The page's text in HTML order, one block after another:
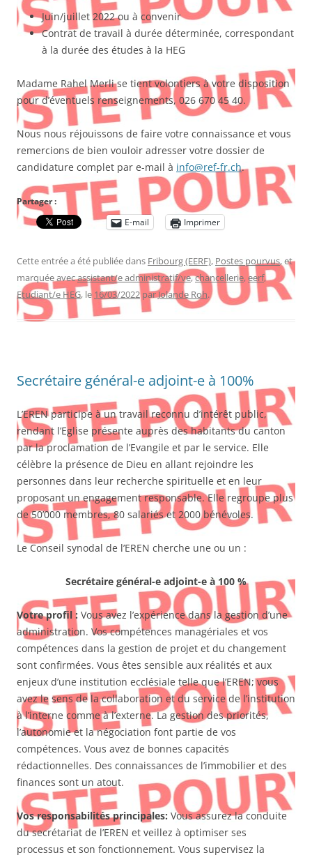
Juin/juillet 2022 ou à convenir
Contrat de travail à durée déterminée, correspondant
à la durée des études à la HEG
Madame Rahel Merli se tient volontiers à votre disposition
pour d’éventuels renseignements, 026 670 45 40.
Nous nous réjouissons de faire votre connaissance et vous
remercions de bien vouloir adresser votre dossier de
candidature complet par e-mail à info@ref-fr.ch.
Partager :
E-mail
Imprimer
Cette entrée a été publiée dans Fribourg (EERF), Postes pourvus, et
marquée avecassistant/e administratif/ve,chancellerie,eerf,
Etudiant/e HEG, le 16/03/2022 parJolande Roh.
Secrétaire général-e adjoint-e à 100%
L’EREN participe à un travail reconnu d’intérêt public,
rendant l’Eglise présente auprès des habitants du canton
par la proclamation de l’Evangile et par le service. Elle
célèbre la présence de Dieu en allant rejoindre les
personnes dans leur recherche spirituelle et en leur
proposant un engagement responsable. Elle regroupe plus
de 50’000 membres, 80 salariés et 2000 bénévoles.
Le Conseil synodal de l’EREN cherche une ou un :
Secrétaire général-e adjoint-e à 100 %
Votre profil : Vous avez l’expérience dans la gestion d’une
administration. Vos compétences managériales et vos
compétences dans la gestion de projet et du changement
sont confirmées. Vous êtes sensible aux réalités et aux
enjeux d’une institution ecclésiale telle que l’EREN; vous
avez le sens de la collaboration et du service de l’institution
à l’interne comme à l’externe. La gestion des priorités,
l’autonomie et la négociation font partie de vos
compétences. Vous avez de bonnes capacités
rédactionnelles. Des connaissances de l’immobilier et des
finances sont un atout.
Vos responsabilités principales: Vous assurez la conduite
du secrétariat de l’EREN et veillez à optimiser ses
processus et son fonctionnement. Vous supervisez la